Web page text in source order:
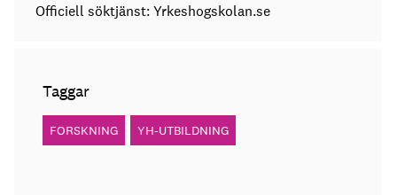
Officiell söktjänst: Yrkeshogskolan.se
Taggar
FORSKNING YH-UTBILDNING